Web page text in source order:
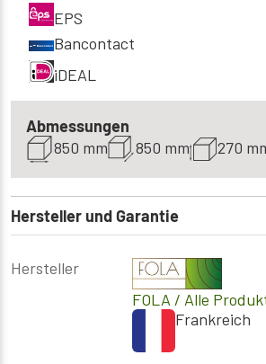
EPS
Bancontact
iDEAL
Abmessungen
850 mm
850 mm 270
Hersteller und Garantie
Hersteller
FOLA / Alle
Frankreich